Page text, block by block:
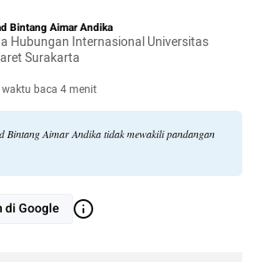
Bintang Aimar Andika
Hubungan Internasional Universitas
Surakarta
waktu baca 4 menit
Bintang Aimar Andika tidak mewakili pandangan
di Google